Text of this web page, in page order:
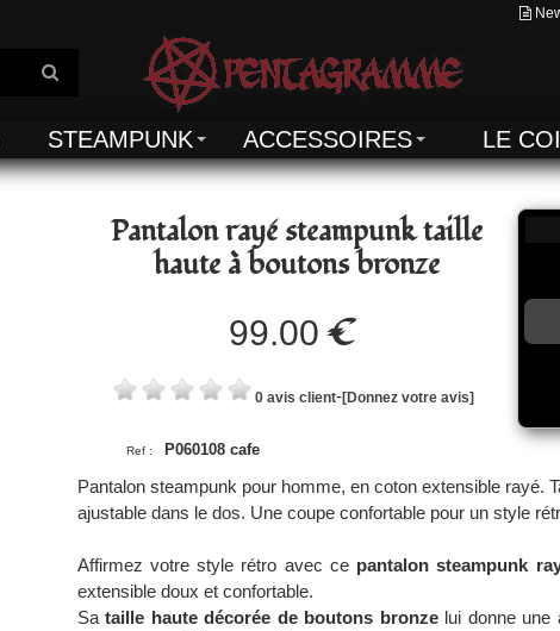
STEAMPUNK ACCESSOIRES LE
Pantalon rayé steampunk taille
haute à boutons bronze
99.00 €
0 avis client-[Donnez votre avis]
Ref : P060108 cafe
Pantalon steampunk pour homme, en coton extensible rayé.
ajustable dans le dos. Une coupe confortable pour un style
Affirmez votre style rétro avec ce pantalon steampunk
extensible doux et confortable.
Sataille haute décorée de boutons bronzelui donne une